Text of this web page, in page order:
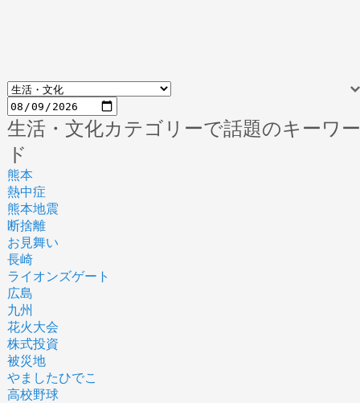
生活・文化カテゴリーで話題のキーワー
ド
熊本
熱中症
熊本地震
断捨離
お見舞い
長崎
ライオンズゲート
広島
九州
花火大会
株式投資
被災地
やましたひでこ
高校野球